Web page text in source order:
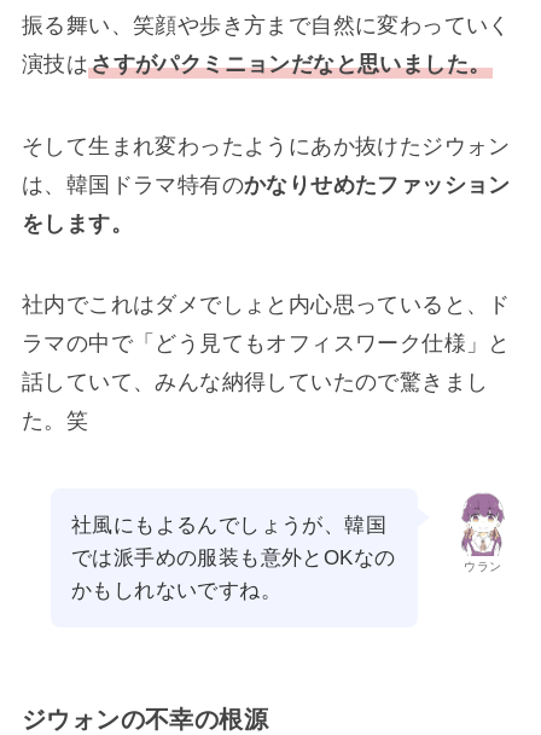
振る舞い、笑顔や歩き方まで自然に変わっていく
演技はさすがパクミニョンだなと思いました。
そして生まれ変わったようにあか抜けたジウォン
は、韓国ドラマ特有のかなりせめたファッション
をします。
社内でこれはダメでしょと内心思っていると、ド
ラマの中で「どう見てもオフィスワーク仕様」と
話していて、みんな納得していたので驚きまし
た。笑
ウラン
社風にもよるんでしょうが、韓国
では派手めの服装も意外とOKなの
かもしれないですね。
ジウォンの不幸の根源